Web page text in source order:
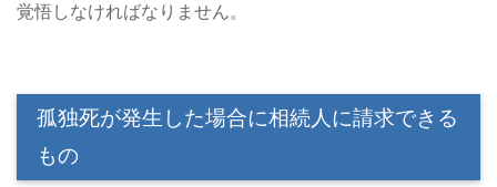
覚悟しなければなりません。
孤独死が発生した場合に相続人に請求できる
もの